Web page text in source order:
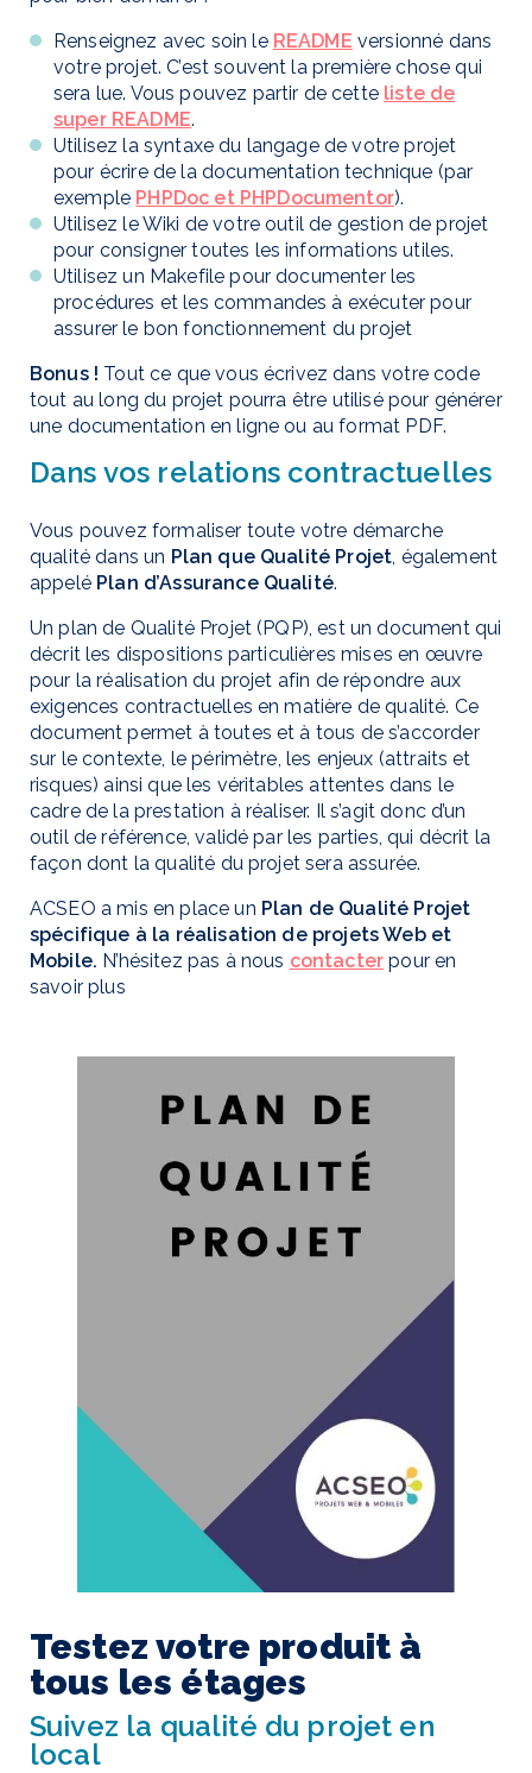
Renseignez avec soin le README versionné dans
votre projet. C’est souvent la première chose qui
sera lue. Vous pouvez partir de cette liste de
super README.
Utilisez la syntaxe du langage de votre projet
pour écrire de la documentation technique (par
exemple PHPDoc et PHPDocumentor).
Utilisez le Wiki de votre outil de gestion de projet
pour consigner toutes les informations utiles.
Utilisez un Makefile pour documenter les
procédures et les commandes à exécuter pour
assurer le bon fonctionnement du projet
Bonus ! Tout ce que vous écrivez dans votre code
tout au long du projet pourra être utilisé pour générer
une documentation en ligne ou au format PDF.
Dans vos relations contractuelles
Vous pouvez formaliser toute votre démarche
qualité dans un Plan que Qualité Projet , également
appelé Plan d’Assurance Qualité.
Un plan de Qualité Projet (PQP), est un document qui
décrit les dispositions particulières mises en œuvre
pour la réalisation du projet afin de répondre aux
exigences contractuelles en matière de qualité. Ce
document permet à toutes et à tous de s’accorder
sur le contexte, le périmètre, les enjeux (attraits et
risques) ainsi que les véritables attentes dans le
cadre de la prestation à réaliser. Il s’agit donc d’un
outil de référence, validé par les parties, qui décrit la
façon dont la qualité du projet sera assurée.
ACSEO a mis en place un Plan de Qualité Projet
spécifique à la réalisation de projets Web et
Mobile. N’hésitez pas à nous contacter pour en
savoir plus
Testez votre produit à
tous les étages
Suivez la qualité du projet en
local